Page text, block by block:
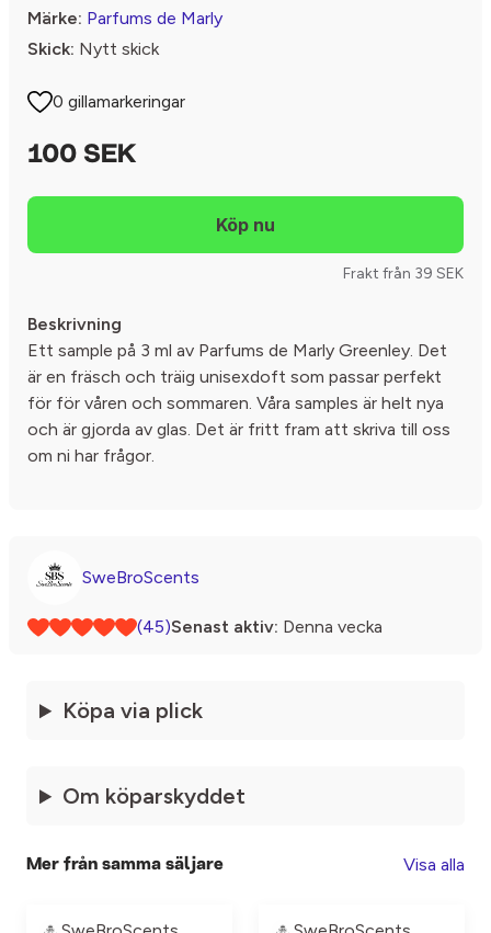
Märke: Parfums de Marly
Skick: Nytt skick
0 gillamarkeringar
100 SEK
Frakt från 39 SEK
Beskrivning
Ett sample på 3 ml av Parfums de Marly Greenley. Det
är en fräsch och träig unisexdoft som passar perfekt
för för våren och sommaren. Våra samples är helt nya
och är gjorda av glas. Det är fritt fram att skriva till oss
om ni har frågor.
SweBroScents
(45)Senast aktiv: Denna vecka
Köpa via plick
Om köparskyddet
Mer från samma säljare Visa alla